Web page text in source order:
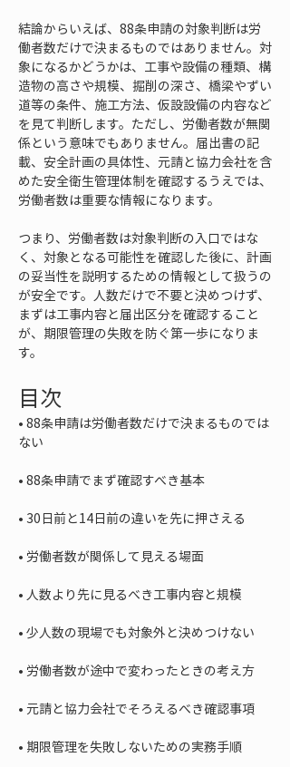
結論からいえば、88条申請の対象判断は労
働者数だけで決まるものではありません。対
象になるかどうかは、工事や設備の種類、構
造物の高さや規模、掘削の深さ、橋梁やずい
道等の条件、施工方法、仮設設備の内容など
を見て判断します。ただし、労働者数が無関
係という意味でもありません。届出書の記
載、安全計画の具体性、元請と協力会社を含
めた安全衛生管理体制を確認するうえでは、
労働者数は重要な情報になります。
つまり、労働者数は対象判断の入口ではな
く、対象となる可能性を確認した後に、計画
の妥当性を説明するための情報として扱うの
が安全です。人数だけで不要と決めつけず、
まずは工事内容と届出区分を確認すること
が、期限管理の失敗を防ぐ第一歩になりま
す。
目次
• 88条申請は労働者数だけで決まるものでは
•
•
•
•
•
•
•
•